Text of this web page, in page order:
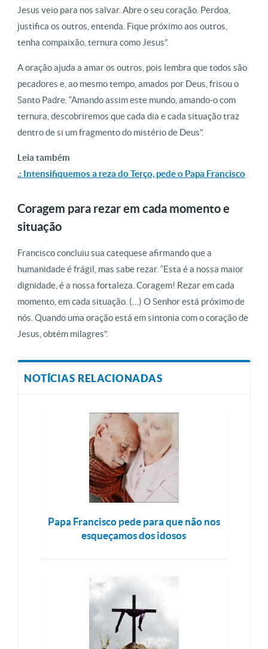
Jesus veio para nos salvar. Abre o seu coração. Perdoa,
justifica os outros, entenda. Fique próximo aos outros,
tenha compaixão, ternura como Jesus”.
A oração ajuda a amar os outros, pois lembra que todos são
pecadores e, ao mesmo tempo, amados por Deus, frisou o
Santo Padre. “Amando assim este mundo, amando-o com
ternura, descobriremos que cada dia e cada situação traz
dentro de si um fragmento do mistério de Deus”.
Leia também
.: Intensifiquemos a reza do Terço, pede o Papa Francisco
Coragem para rezar em cada momento e
situação
Francisco concluiu sua catequese afirmando que a
humanidade é frágil, mas sabe rezar. “Esta é a nossa maior
dignidade, é a nossa fortaleza. Coragem! Rezar em cada
momento, em cada situação. (…) O Senhor está próximo de
nós. Quando uma oração está em sintonia com o coração de
Jesus, obtém milagres”.
NOTÍCIAS RELACIONADAS
Papa Francisco pede para que não nos
esqueçamos dos idosos